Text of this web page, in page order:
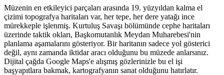
Müzenin en etkileyici parçaları arasında 19. yüzyıldan kalma el
çizimi topografya haritaları var, her tepe, her dere yatağı ince
mürekkeple işlenmiş. Kurtuluş Savaşı bölümünde cephe haritaları
üzerinde taktik okları, Başkomutanlık Meydan Muharebesi'nin
planlama aşamalarını gösteriyor. Bir haritanın sadece yol gösterici
değil, aynı zamanda iktidar aracı olduğunu bu müzede anlarsınız.
Dijital çağda Google Maps'e alışmış gözlerinizle bu el işi
başyapıtlara bakmak, kartografyanın sanat olduğunu hatırlatır.